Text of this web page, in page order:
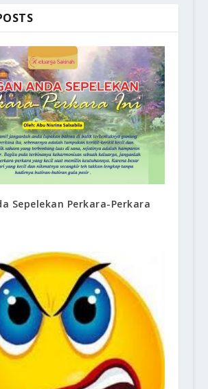
Sepelekan Perkara-Perkara